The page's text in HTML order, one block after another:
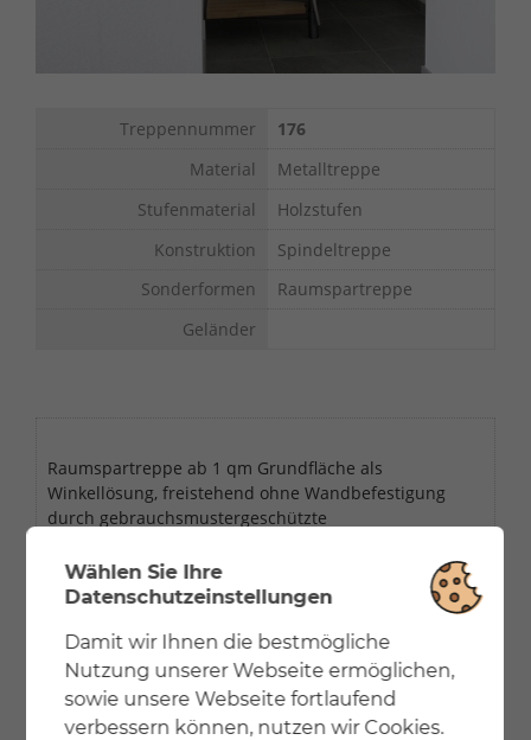
Treppennummer
176
Material
Metalltreppe
Stufenmaterial
Holzstufen
Konstruktion
Spindeltreppe
Sonderformen
Raumspartreppe
Geländer
Raumspartreppe ab 1 qm Grundfläche als
Winkellösung, freistehend ohne Wandbefestigung
durch gebrauchsmustergeschützte
aufgeschraubten Holzstufen und
Edelstahlspindelhandlauf.
Das hier gezeigte Muster hat eine Grundfläche von
140/140 cm
Wählen Sie Ihre
Datenschutzeinstellungen
Damit wir Ihnen die bestmögliche
Nutzung unserer Webseite ermöglichen,
sowie unsere Webseite fortlaufend
verbessern können, nutzen wir Cookies.